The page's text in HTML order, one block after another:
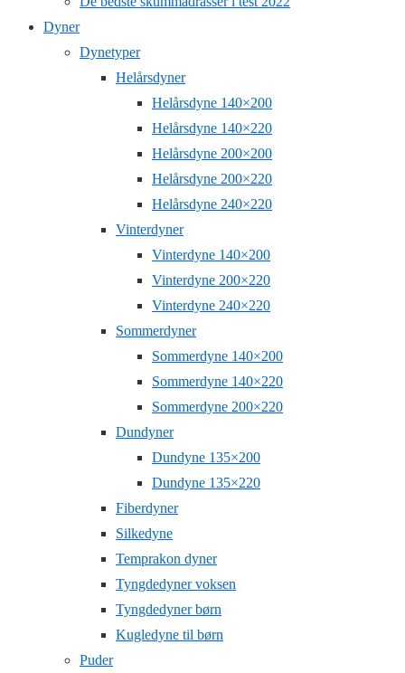
Dyner
Dynetyper
Helårsdyner
Helårsdyne 140×200
Helårsdyne 140×220
Helårsdyne 200×200
Helårsdyne 200×220
Helårsdyne 240×220
Vinterdyner
Vinterdyne 140×200
Vinterdyne 200×220
Vinterdyne 240×220
Sommerdyner
Sommerdyne 140×200
Sommerdyne 140×220
Sommerdyne 200×220
Dundyner
Dundyne 135×200
Dundyne 135×220
Fiberdyner
Silkedyne
Temprakon dyner
Tyngdedyner voksen
Tyngdedyner børn
Kugledyne til børn
Puder